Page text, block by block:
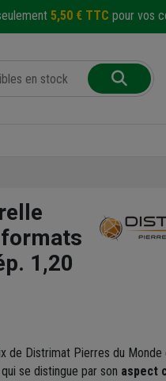
5,50 € TTC pour vos
1,20
de Distrimat Pierres du Monde
qui se distingue par son aspect